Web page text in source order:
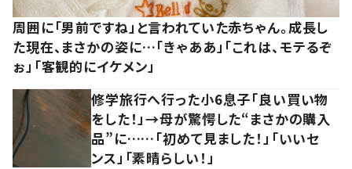
周囲に「男前ですね」と言われていた赤ちゃん。成長し
た現在、まさかの姿に…「きゃああ」「これは、モテるぞ
ぉ」「客観的にイケメン」
修学旅行へ行った小6息子「良い買い物
をした！」→母が驚愕した“まさかの購入
品”に……「初めて見ました！」「いいセ
ンス」「素晴らしい！」